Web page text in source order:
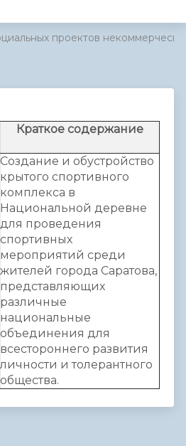
проектов некоммерческ...
Краткое содержание
Создание и обустройство
крытого спортивного
комплекса в
Национальной деревне
для проведения
спортивных
мероприятий среди
жителей города Саратова,
представляющих
различные
национальные
объединения для
всестороннего развития
личности и толерантного
общества.